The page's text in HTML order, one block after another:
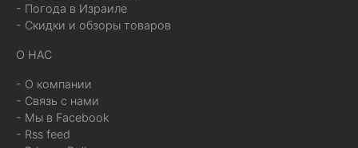
- Погода в Израиле
- Скидки и обзоры товаров
О НАС
- О компании
- Связь с нами
- Мы в Facebook
- Rss feed